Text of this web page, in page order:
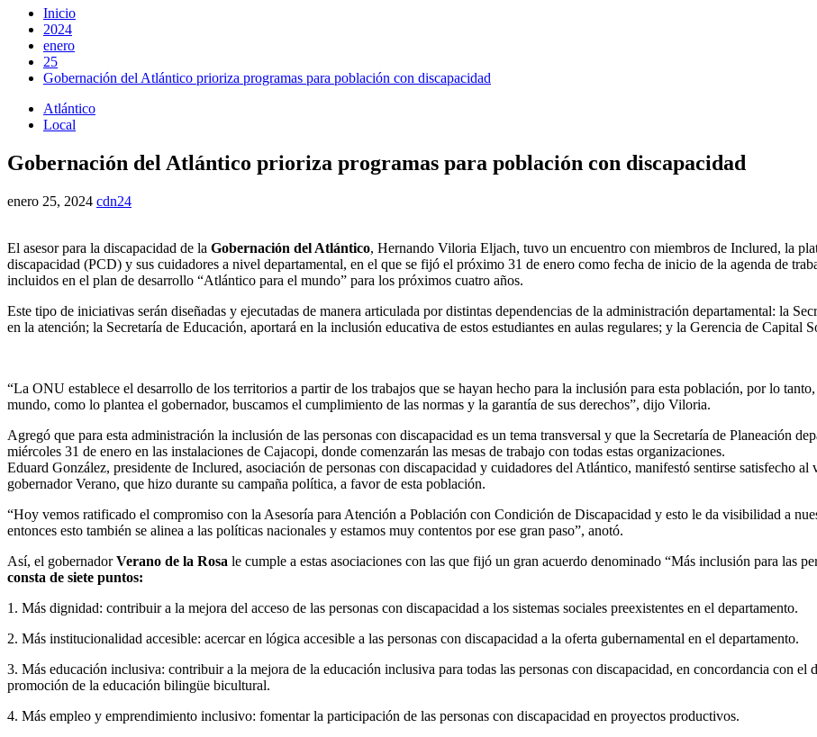
Inicio
2024
enero
25
Gobernación del Atlántico prioriza programas para población con discapacidad
Atlántico
Local
Gobernación del Atlántico prioriza programas para población con discapacidad
enero 25, 2024 cdn24
El asesor para la discapacidad de la Gobernación del Atlántico, Hernando Viloria Eljach, tuvo un encuentro con miembros de Inclured, la
discapacidad (PCD) y sus cuidadores a nivel departamental, en el que se fijó el próximo 31 de enero como fecha de inicio de la agenda de
incluidos en el plan de desarrollo “Atlántico para el mundo” para los próximos cuatro años.
Este tipo de iniciativas serán diseñadas y ejecutadas de manera articulada por distintas dependencias de la administración departamental: la
en la atención; la Secretaría de Educación, aportará en la inclusión educativa de estos estudiantes en aulas regulares; y la Gerencia de Capital
“La ONU establece el desarrollo de los territorios a partir de los trabajos que se hayan hecho para la inclusión para esta población, por lo
mundo, como lo plantea el gobernador, buscamos el cumplimiento de las normas y la garantía de sus derechos”, dijo Viloria.
Agregó que para esta administración la inclusión de las personas con discapacidad es un tema transversal y que la Secretaría de Planeación
miércoles 31 de enero en las instalaciones de Cajacopi, donde comenzarán las mesas de trabajo con todas estas organizaciones.
Eduard González, presidente de Inclured, asociación de personas con discapacidad y cuidadores del Atlántico, manifestó sentirse satisfecho
gobernador Verano, que hizo durante su campaña política, a favor de esta población.
“Hoy vemos ratificado el compromiso con la Asesoría para Atención a Población con Condición de Discapacidad y esto le da visibilidad a
entonces esto también se alinea a las políticas nacionales y estamos muy contentos por ese gran paso”, anotó.
Así, el gobernadorVerano de la Rosa le cumple a estas asociaciones con las que fijó un gran acuerdo denominado “Más inclusión para las
consta de siete puntos:
1. Más dignidad: contribuir a la mejora del acceso de las personas con discapacidad a los sistemas sociales preexistentes en el departamento.
2. Más institucionalidad accesible: acercar en lógica accesible a las personas con discapacidad a la oferta gubernamental en el departamento.
3. Más educación inclusiva: contribuir a la mejora de la educación inclusiva para todas las personas con discapacidad, en concordancia con el
promoción de la educación bilingüe bicultural.
4. Más empleo y emprendimiento inclusivo: fomentar la participación de las personas con discapacidad en proyectos productivos.